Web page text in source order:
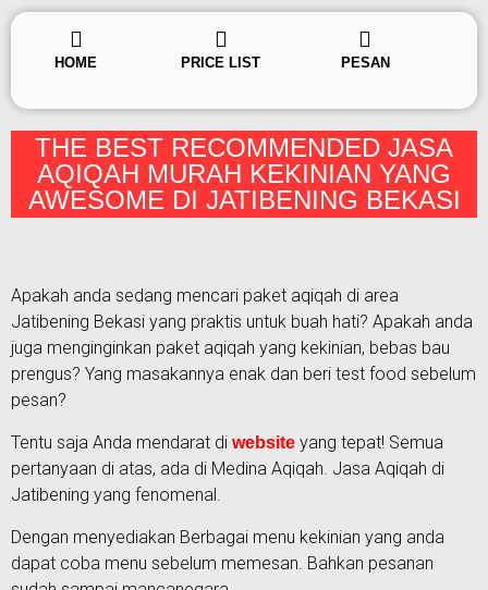
HOME PRICE LIST PESAN
THE BEST RECOMMENDED JASA
AQIQAH MURAH KEKINIAN YANG
AWESOME DI JATIBENING BEKASI
Apakah anda sedang mencari paket aqiqah di area
Jatibening Bekasi yang praktis untuk buah hati? Apakah anda
juga menginginkan paket aqiqah yang kekinian, bebas bau
prengus? Yang masakannya enak dan beri test food sebelum
pesan?
Tentu saja Anda mendarat di website yang tepat! Semua
pertanyaan di atas, ada di Medina Aqiqah. Jasa Aqiqah di
Jatibening yang fenomenal.
Dengan menyediakan Berbagai menu kekinian yang anda
dapat coba menu sebelum memesan. Bahkan pesanan